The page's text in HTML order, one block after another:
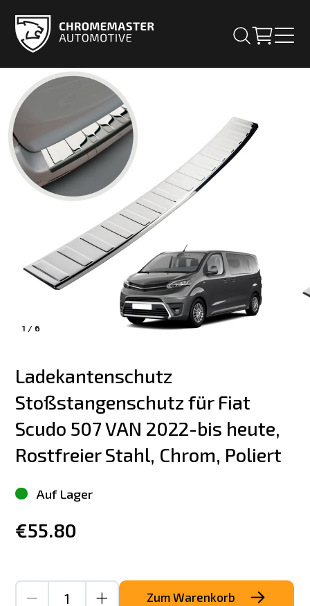
1 / 6
Ladekantenschutz
Stoßstangenschutz für Fiat
Scudo 507 VAN 2022-bis heute,
Rostfreier Stahl, Chrom, Poliert
Auf Lager
€55.80
Zum Warenkorb